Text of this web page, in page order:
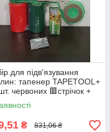
для підв'язування
тапенер TAPETOOL+
червоних 🟥стрічок +
зелених 🟩лент+ скобы
₴ 831,06 ₴